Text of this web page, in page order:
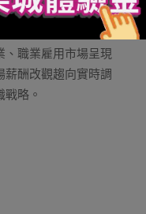
事等辦事性消省崗亭
異推進做用高，海內
、職業雇用市場呈現
酬改觀趨向實時調
略。